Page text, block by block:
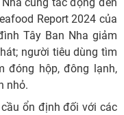
Report 2024 của
Tây Ban Nha giảm
người tiêu dùng tìm
đóng hộp, đông lạnh,
nhỏ.
ổn định đối với các